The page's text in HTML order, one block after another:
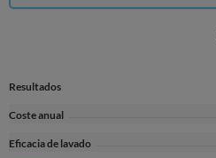
Resultados
Coste anual
Eficacia de lavado